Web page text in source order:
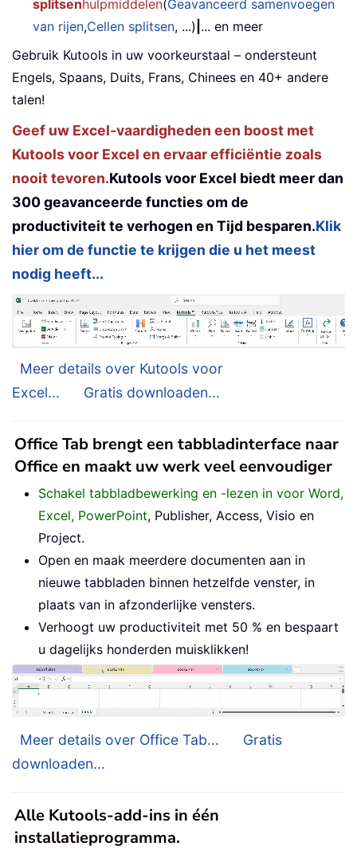
splitsenhulpmiddelen(Geavanceerd samenvoegen
van rijen,Cellen splitsen, ...) ... en meer
Gebruik Kutools in uw voorkeurstaal – ondersteunt
Engels, Spaans, Duits, Frans, Chinees en 40+ andere
talen!
Geef uw Excel-vaardigheden een boost met
Kutools voor Excel en ervaar efficiëntie zoals
nooit tevoren.Kutools voor Excel biedt meer dan
300 geavanceerde functies om de
productiviteit te verhogen en Tijd besparen.Klik
hier om de functie te krijgen die u het meest
nodig heeft...
Meer details over Kutools voor
Excel...
Gratis downloaden...
Office Tab brengt een tabbladinterface naar
Office en maakt uw werk veel eenvoudiger
Schakel tabbladbewerking en -lezen in voor Word,
Excel, PowerPoint, Publisher, Access, Visio en
Project.
Open en maak meerdere documenten aan in
nieuwe tabbladen binnen hetzelfde venster, in
plaats van in afzonderlijke vensters.
Verhoogt uw productiviteit met 50 % en bespaart
u dagelijks honderden muisklikken!
Meer details over Office Tab...
Gratis
downloaden...
Alle Kutools-add-ins in één
installatieprogramma.